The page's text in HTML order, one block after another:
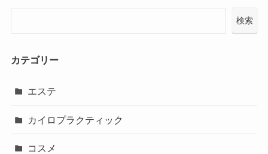
検索
カテゴリー
エステ
カイロプラクティック
コスメ